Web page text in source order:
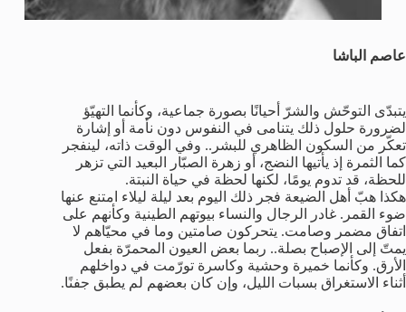
عاصم الباشا
يتبدّى التوحّش والشرّ أحيانًا بصورة جماعية، وكأنما التهيّؤ
لضرورة حلول ذلك يتنامى في النفوس دون نأمة أو إشارة
تعكّر من السكون الظاهري للبشر.. وفي الوقت ذاته، لينفجر
كما الثمرة إذ يأتيها النضج، أو زهرة الصبّار البعيد التي تزهر
للحظة، قد تدوم يومًا، لكنها لحظة في حياة النبتة.
هكذا هبّ أهل الضيعة فجر ذلك اليوم بعد ليلة ليلاء امتنع عنها
ضوء القمر. غادر الرجال والنساء بيوتهم الطينية وكأنهم على
اتفاق مضمر وصامت. يتحركون صامتين وما في محيّاهم لا
يمتّ إلى الإصباح بصلة.. ربما بعض العيون المحمرّة بفعل
الأرق. وكأنما خميرة وحشية وكاسرة تورّمت في دواخلهم
أثناء الاستغراق بسبات الليل، وإن كان بعضهم لم يطبق جفنًا.